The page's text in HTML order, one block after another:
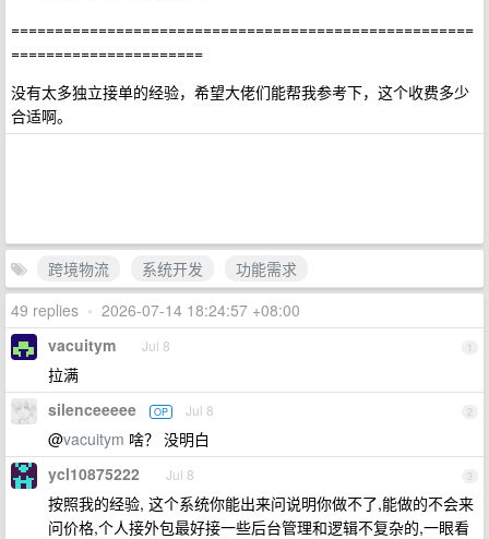
=====================================================
======================
没有太多独立接单的经验，希望大佬们能帮我参考下，这个收费多少
合适啊。
跨境物流 系统开发
功能需求
49 replies • 2026-07-14 18:24:57 +08:00
1
vacuitym Jul 8
拉满
2
silenceeeee OP Jul 8
@vacuitym 啥？ 没明白
3
ycl10875222 Jul 8
按照我的经验, 这个系统你能出来问说明你做不了,能做的不会来
问价格,个人接外包最好接一些后台管理和逻辑不复杂的,一眼看